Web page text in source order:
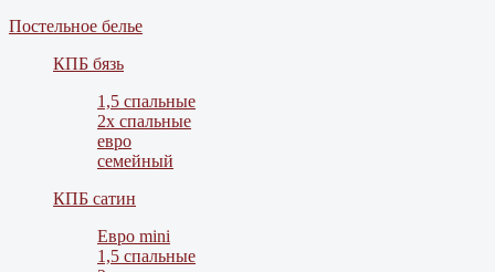
Постельное белье
КПБ бязь
1,5 спальные
2х спальные
евро
семейный
КПБ сатин
Евро mini
1,5 спальные